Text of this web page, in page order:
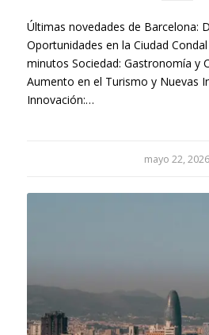
Últimas novedades de Barcelona:
Oportunidades en la Ciudad
minutos Sociedad: Gastronomía y
Aumento en el Turismo y Nuevas
Innovación:…
mayo 22, 2026